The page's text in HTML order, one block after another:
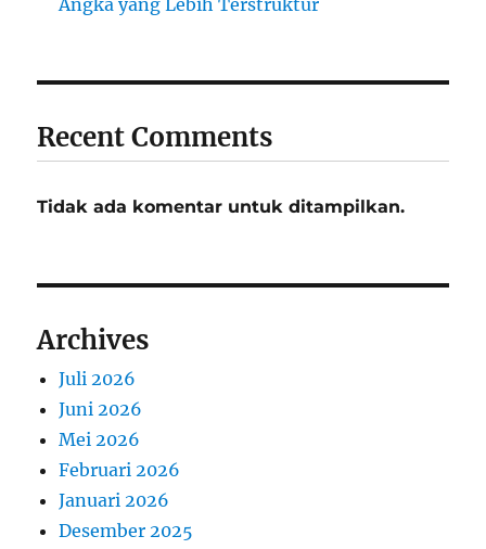
Angka yang Lebih Terstruktur
Recent Comments
Tidak ada komentar untuk ditampilkan.
Archives
Juli 2026
Juni 2026
Mei 2026
Februari 2026
Januari 2026
Desember 2025